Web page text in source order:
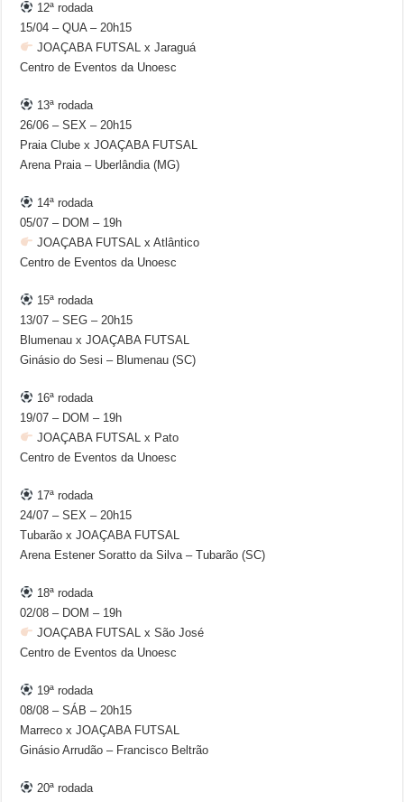
12ª rodada
15/04 – QUA – 20h15
JOAÇABA FUTSAL x Jaraguá
Centro de Eventos da Unoesc
13ª rodada
26/06 – SEX – 20h15
Praia Clube x JOAÇABA FUTSAL
Arena Praia – Uberlândia (MG)
14ª rodada
05/07 – DOM – 19h
JOAÇABA FUTSAL x Atlântico
Centro de Eventos da Unoesc
15ª rodada
13/07 – SEG – 20h15
Blumenau x JOAÇABA FUTSAL
Ginásio do Sesi – Blumenau (SC)
16ª rodada
19/07 – DOM – 19h
JOAÇABA FUTSAL x Pato
Centro de Eventos da Unoesc
17ª rodada
24/07 – SEX – 20h15
Tubarão x JOAÇABA FUTSAL
Arena Estener Soratto da Silva – Tubarão (SC)
18ª rodada
02/08 – DOM – 19h
JOAÇABA FUTSAL x São José
Centro de Eventos da Unoesc
19ª rodada
08/08 – SÁB – 20h15
Marreco x JOAÇABA FUTSAL
Ginásio Arrudão – Francisco Beltrão
20ª rodada